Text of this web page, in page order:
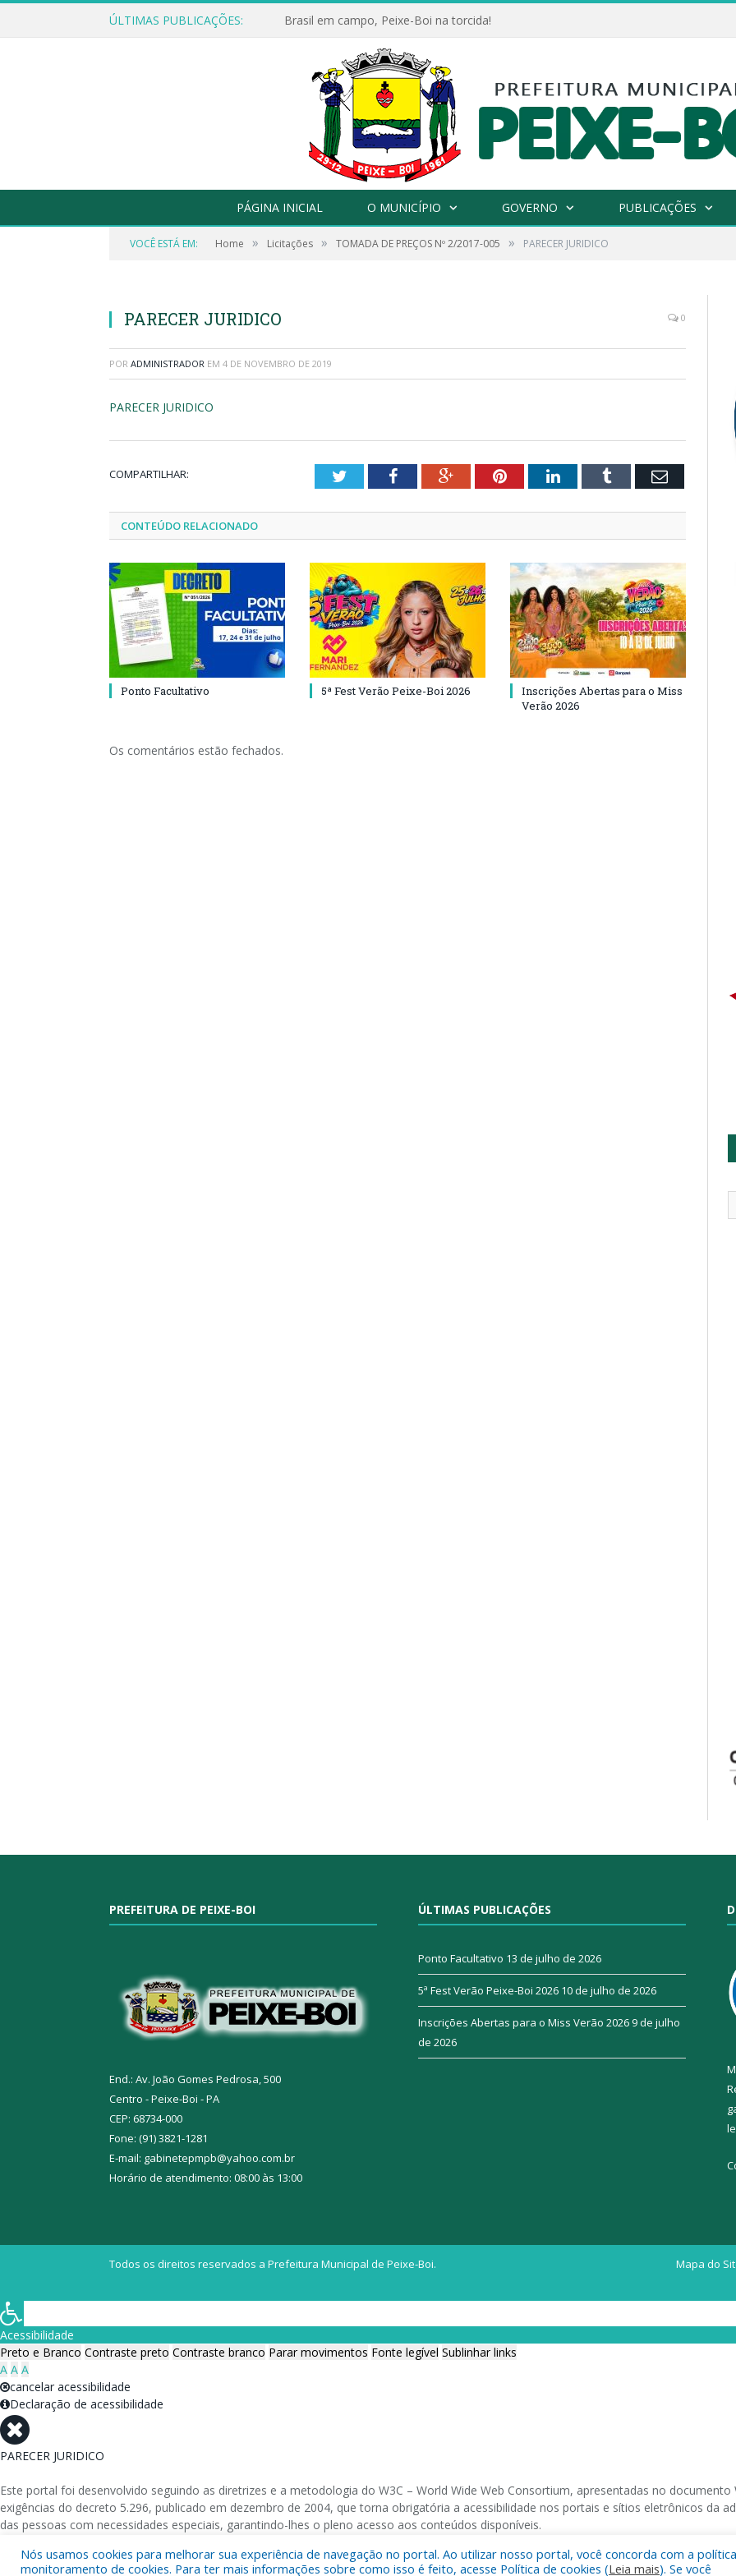
ÚLTIMAS PUBLICAÇÕES: Brasil em campo, Peixe-Boi na torcida!
PÁGINA INICIAL O MUNICÍPIO GOVERNO PUBLICAÇÕES
VOCÊ ESTÁ EM: Home » Licitações » TOMADA DE PREÇOS Nº 2/2017-005 » PARECER JURIDICO
PARECER JURIDICO 0
POR ADMINISTRADOR EM 4 DE NOVEMBRO DE 2019
PARECER JURIDICO
COMPARTILHAR: TwitterFacebookGoogle+PinterestLinkedInTumblr Email
CONTEÚDO RELACIONADO
Ponto Facultativo 5ª Fest Verão Peixe-Boi 2026
Inscrições Abertas para o Miss
Verão 2026
Os comentários estão fechados.
PREFEITURA DE PEIXE-BOI
End.: Av. João Gomes Pedrosa, 500
Centro - Peixe-Boi - PA
CEP: 68734-000
Fone: (91) 3821-1281
E-mail: gabinetepmpb@yahoo.com.br
Horário de atendimento: 08:00 às 13:00
ÚLTIMAS PUBLICAÇÕES
Ponto Facultativo 13 de julho de 2026
5ª Fest Verão Peixe-Boi 2026 10 de julho de 2026
Inscrições Abertas para o Miss Verão 20269 de julho
de 2026
Todos os direitos reservados a Prefeitura Municipal de Peixe-Boi. Mapa do
Nós usamos cookies para melhorar sua experiência de navegação no portal. Ao utilizar nosso portal, você concorda com a
monitoramento de cookies. Para ter mais informações sobre como isso é feito, acesse Política de cookies (Leia mais). Se você
Acessibilidade
Preto e Branco Contraste preto Contraste branco Parar movimentos Fonte legível Sublinhar links
A A A
cancelar acessibilidade
Declaração de acessibilidade
PARECER JURIDICO
Este portal foi desenvolvido seguindo as diretrizes e a metodologia do W3C – World Wide Web Consortium, apresentadas no
exigências do decreto 5.296, publicado em dezembro de 2004, que torna obrigatória a acessibilidade nos portais e sítios eletrônicos da
das pessoas com necessidades especiais, garantindo-lhes o pleno acesso aos conteúdos disponíveis.
Além de validações automáticas, foram realizados testes em diversos navegadores e através do utilitário de acesso a Internet do